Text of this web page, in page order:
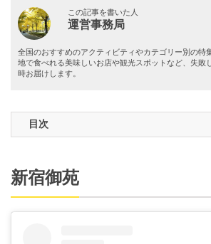
この記事を書いた人
運営事務局
全国のおすすめのアクティビティやカテゴリー別の特
地で食べれる美味しいお店や観光スポットなど、失敗
時お届けします。
目次
新宿御苑